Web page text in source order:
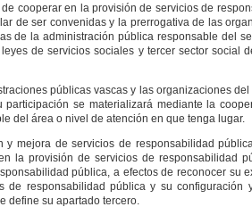
cooperar en la provisión de servicios de
de ser convenidas y la prerrogativa de las
de la administración pública responsable del
de servicios sociales y tercer sector social
públicas vascas y las organizaciones del
se materializará mediante la
del área o nivel de atención en que tenga lugar.
mejora de servicios de responsabilidad
la provisión de servicios de responsabilidad
pública, a efectos de reconocer su
responsabilidad pública y su configuración
define su apartado tercero.